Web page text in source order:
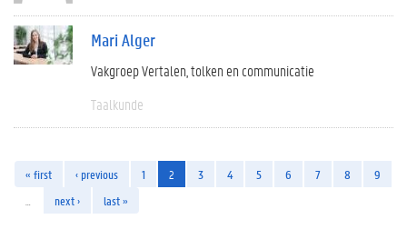
Mari Alger
Vakgroep Vertalen, tolken en communicatie
Taalkunde
« first ‹ previous 1 2 3 4 5 6 7 8
9
next › last »